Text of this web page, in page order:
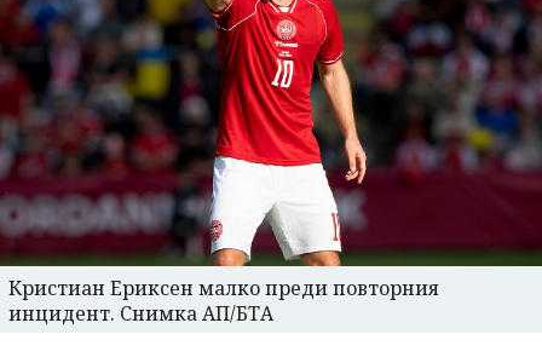
Кристиан Ериксен малко преди повторния
инцидент. Снимка АП/БТА